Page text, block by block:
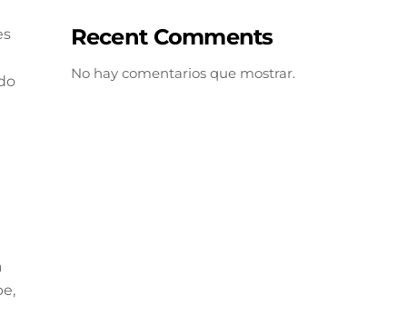
Recent Comments
No hay comentarios que mostrar.